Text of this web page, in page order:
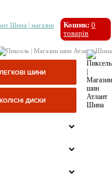
Кошик: 0
товарів
ЛЕГКОВІ ШИНИ
КОЛІСНІ ДИСКИ